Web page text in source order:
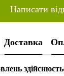
Написати
Доставка